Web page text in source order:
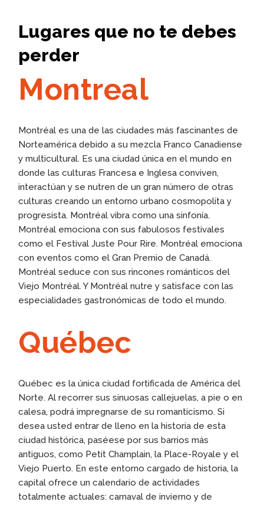
Lugares que no te debes
perder
Montreal
Montréal es una de las ciudades más fascinantes de
Norteamérica debido a su mezcla Franco Canadiense
y multicultural. Es una ciudad única en el mundo en
donde las culturas Francesa e Inglesa conviven,
interactúan y se nutren de un gran número de otras
culturas creando un entorno urbano cosmopolita y
progresista. Montréal vibra como una sinfonía.
Montréal emociona con sus fabulosos festivales
como el Festival Juste Pour Rire. Montréal emociona
con eventos como el Gran Premio de Canadá.
Montréal seduce con sus rincones románticos del
Viejo Montréal. Y Montréal nutre y satisface con las
especialidades gastronómicas de todo el mundo.
Québec
Québec es la única ciudad fortificada de América del
Norte. Al recorrer sus sinuosas callejuelas, a pie o en
calesa, podrá impregnarse de su romanticismo. Si
desea usted entrar de lleno en la historia de esta
ciudad histórica, paséese por sus barrios más
antiguos, como Petit Champlain, la Place-Royale y el
Viejo Puerto. En este entorno cargado de historia, la
capital ofrece un calendario de actividades
totalmente actuales: carnaval de invierno y de